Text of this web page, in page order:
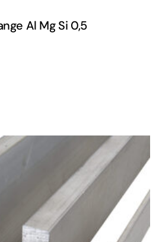
Al Mg Si 0,5